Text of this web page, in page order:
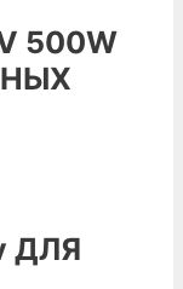
500W
ДЛЯ